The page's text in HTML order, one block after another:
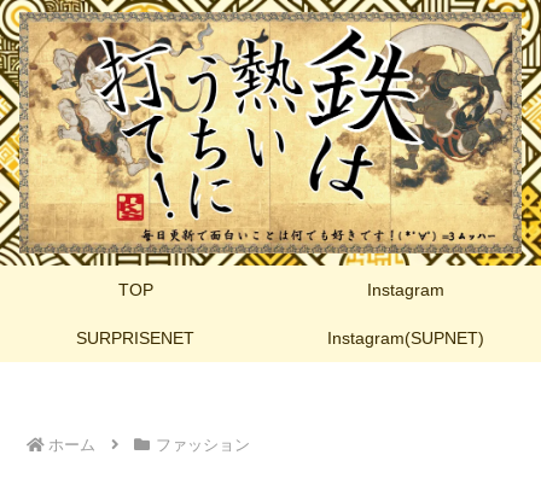
TOP Instagram
SURPRISENET Instagram(SUPNET)
ホーム ファッション